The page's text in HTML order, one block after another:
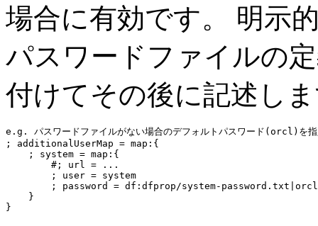
場合に有効です。 明示
パスワードファイルの
付けてその後に記述し
e.g. パスワードファイルがない場合のデフォルトパスワード
; additionalUserMap = map: {
    ; system =
map: {
#; url = ...
        ; user = system
        ; password = df:dfprop/system-password.txt|
orcl
    }